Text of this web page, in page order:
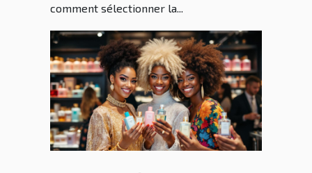
comment sélectionner la...